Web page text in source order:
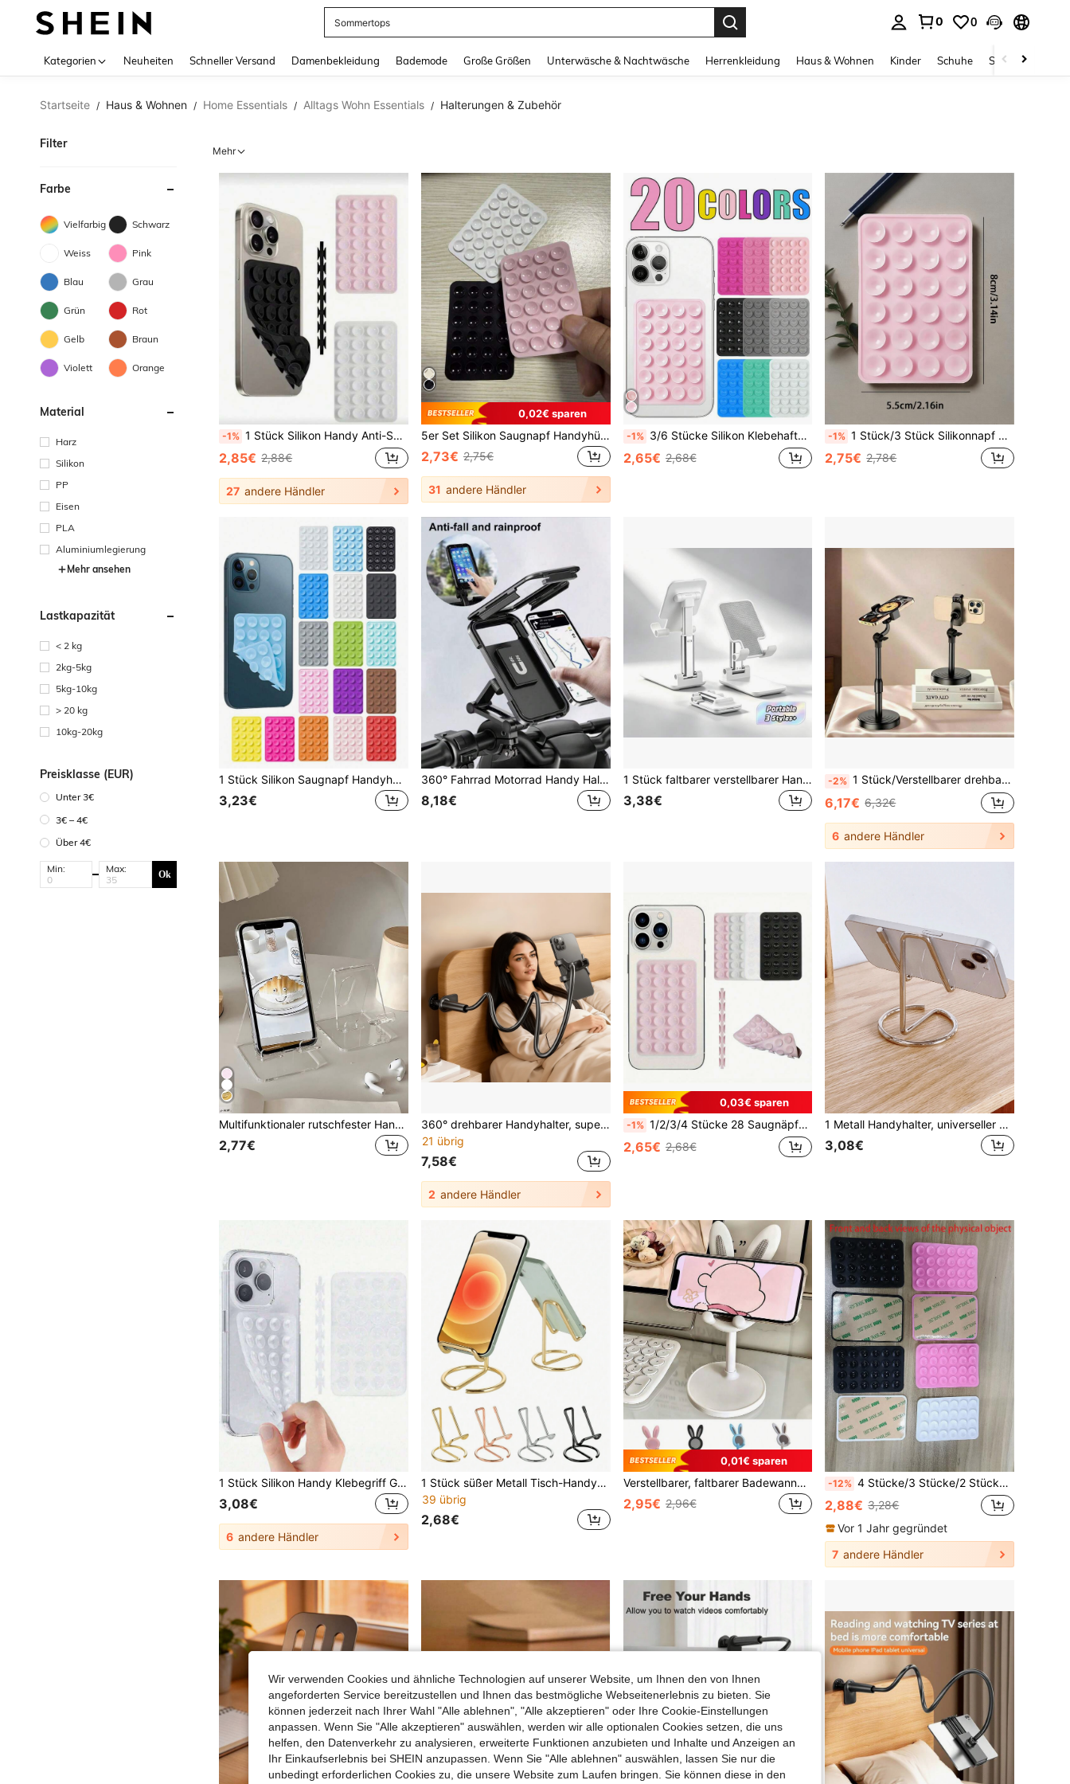
Sommertops
0 0
Kategorien Neuheiten Schneller Versand Damenbekleidung Bademode Große Größen Unterwäsche & Nachtwäsche Herrenkleidung Haus & Wohnen Kinder Schuhe Schmuck &
Startseite / Haus & Wohnen / Home Essentials / Alltags Wohn Essentials / Halterungen & Zubehör
Filter
Farbe
Vielfarbig Schwarz
Weiss Pink
Blau Grau
Grün Rot
Gelb Braun
Violett Orange
Material
Harz
Silikon
PP
Eisen
PLA
Aluminiumlegierung
Mehr ansehen
Lastkapazität
< 2 kg
2kg-5kg
5kg-10kg
> 20 kg
10kg-20kg
Preisklasse (EUR)
Unter 3€
3€ – 4€
Über 4€
Min: Max: Ok
Mehr
-1% 1 Stück Silikon Handy Anti-Saugnapf, 28 Stück Silikon Saugnäpfe (selbstklebende Saugnapf-Pads), Handy Anti-Aufkleber, Handy Powerbank Saugnapf-Pad (kompatibel mit iPhone, Android Handys), Geburtstagsgeschenk, Handyhalter für Familie/Freunde, Handy-Ständer, Handy-Zubehör
2,85€ 2,88€
27 andere Händler
0,02€ sparen
5er Set Silikon Saugnapf Handyhülle Halter, Saugnapf Handy Ständer, Klebender Handyhalter, Klebender Handy Ständer (Vor der Verwendung bitte die Oberfläche sorgfältig reinigen, um sicherzustellen, dass sie sauber und flach ist. 30 Minuten nach dem Anbringen warten, bevor Sie es benutzen), Must Have
2,73€ 2,75€
31 andere Händler
-1% 3/6 Stücke Silikon Klebehafter Handyhalter, rutschfester Silikon Klebehalter für Handys, Handyhülle Halterung, Freihändiges Handy Zubehör, Selfie und Video Ständer, 1/2/4/5/10/50/100 Stücke, Multifunktionales Handy Zubehör, passend für alle Modelle
2,65€ 2,68€
-1% 1 Stück/3 Stück Silikonnapf Handyhülle Ständer, Saugnapf Handyhalterung, Octobuddy, klebender Handyständer, geeignet für Smartphones
2,75€ 2,78€
1 Stück Silikon Saugnapf Handyhülle Ständer doppelseitig, Silikon Oktopus Saugnapf Handy Klebe Griff Ständer, Freihand Handy Zubehör, starker Griff Selfie und Video Ständer, Must Have
3,23€
360° Fahrrad Motorrad Handy Halter Tasche, wasserdicht staubdicht langanhaltend ABS Lenker Halterung, geeignet für Fahrrad & Motorrad Zubehör
8,18€
1 Stück faltbarer verstellbarer Handyhalter, tragbarer Desktop Handy- & Tablet-Halter, universeller rutschfester zusammenklappbarer freihändiger Dock, Schreibtischhalterung für Videogespräche und Filme schauen, Büroaccessoire, Technikgeschenk für Halloween und Weihnachten
3,38€
-2% 1 Stück/Verstellbarer drehbarer Handyhalter wasserdichtes ABS Desktop Stativ, Handy Video/Live Streaming Halter, müheloser Ständer, Handyhalter (Installationsschritte siehe Video auf der Seite), Geschenk, Präsent, fester Ständer (einschließlich verschleißfester Zubehörteile, Installationsschritte siehe Detailbild)
6,17€ 6,32€
6 andere Händler
Multifunktionaler rutschfester Handyhalter, tragbarer Handy- & Tablet-Halter, geeignet für verschiedene Handys & Tablets, Unisex, Schreibtischdekoration, Handy-Zubehör, Schlafzimmer, Arbeitszimmer, Büro, Reise-Essential
2,77€
360° drehbarer Handyhalter, super stabiler spiralförmiger Sockel für Bett und Schreibtisch, universeller Handyständer für freihändiges Leben
21 übrig
7,58€
2 andere Händler
0,03€ sparen
-1% 1/2/3/4 Stücke 28 Saugnäpfe Silikon Saugnapf Handyhülle Halter, Octobuddy Handy Saugnapf Griff, Klebe Handy Griff, Aufklebe Handy Ständer, Doppelseitiger Silikon Saugnapf Handyhülle kompatibel mit Apple und Android Handy, wiederverwendbar, geeignet für glatte Oberflächen zu Hause oder im Büro, Geburtstagsgeschenk, Geschenk für Familie und Freunde, Handy Ständer, Handy Zubehör, Klebe Handy Griff
2,65€ 2,68€
1 Metall Handyhalter, universeller Tischständer, tragbares und minimalistisches Design, stabiler Smartphone- und Tablet-Tischständer, geeignet für Büros, Küchen und Arbeitszimmer, ideal für Homeoffice-Nutzer, Studenten und Fachleute.
3,08€
1 Stück Silikon Handy Klebegriff Griff, Saugnapf Handyhülle Ständer, Freihand Klebe Handygriff für Selfie und Video, Mobilfinger Griff Ständer (Nur für glatte Handyhüllen anwendbar, Nur für glatte und saubere Oberflächen geeignet)
3,08€
6 andere Händler
1 Stück süßer Metall Tisch-Handyhalter, geeignet für alle Smartphones, passend für Tisch-Handyständer, Metall-Handyständer, eleganter rosé-goldener Handyhalter
39 übrig
2,68€
0,01€ sparen
Verstellbarer, faltbarer Badewannen-Telefonhalter in Hasenform, süßer Tisch-Handyständer, verstellbarer Hasen-Telefonhalter - perfekte Tischdekoration für Studenten und faule Tage
2,95€ 2,96€
-12% 4 Stücke/3 Stücke/2 Stücke/1 Stück Silikon Saugnapf Handyhülle Halter, Handy Saugnapf Ständer, Octobuddy, Klebbarer Handy Ständer, Klebbarer Handy Ständer, Größe 8,5 cm*5,5 cm (Dieser Handy Aufkleber ist ein dekoratives Element, er kann vorübergehend an glatten Oberflächen befestigt werden, aber er ist nicht so effektiv wie Kleber für den langfristigen Gebrauch)
2,88€ 3,28€
Vor 1 Jahr gegründet
7 andere Händler
Wir verwenden Cookies und ähnliche Technologien auf unserer Website, um Ihnen den von Ihnen
angeforderten Service bereitzustellen und Ihnen das bestmögliche Webseitenerlebnis zu bieten. Sie
können jederzeit nach Ihrer Wahl "Alle ablehnen", "Alle akzeptieren" oder Ihre Cookie-Einstellungen
anpassen. Wenn Sie "Alle akzeptieren" auswählen, werden wir alle optionalen Cookies setzen, die uns
helfen, den Datenverkehr zu analysieren, erweiterte Funktionen anzubieten und Inhalte und Anzeigen an
Ihr Einkaufserlebnis bei SHEIN anzupassen. Wenn Sie "Alle ablehnen" auswählen, lassen Sie nur die
unbedingt erforderlichen Cookies zu, die unsere Website zum Laufen bringen. Sie können diese in den